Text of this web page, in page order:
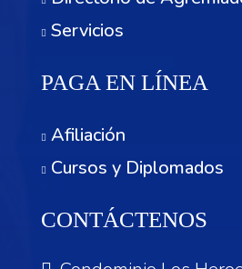
Servicios
PAGA EN LÍNEA
Afiliación
Cursos y Diplomados
CONTÁCTENOS